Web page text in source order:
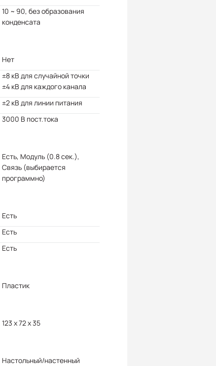
10 ~ 90, без образования
конденсата
Нет
±8 кВ для случайной точки
±4 кВ для каждого канала
±2 кВ для линии питания
3000 В пост.тока
Есть, Модуль (0.8 сек.),
Связь (выбирается
программно)
Есть
Есть
Есть
Пластик
123 x 72 x 35
Настольный/настенный